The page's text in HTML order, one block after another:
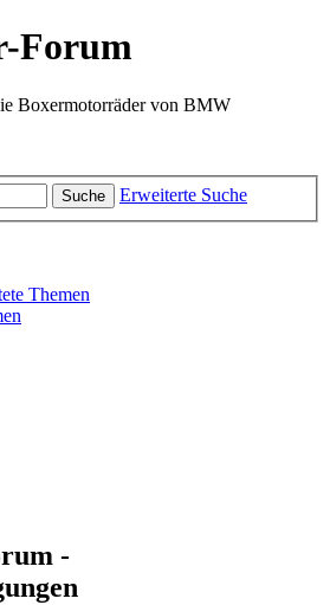
Forum
Boxermotorräder von BMW
Suche Erweiterte Suche
Themen
-